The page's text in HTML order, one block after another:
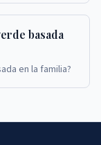
basada
en la familia?